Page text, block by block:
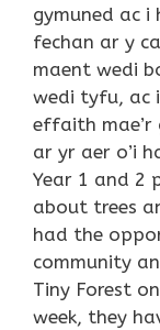
gymuned ac i
fechan ar y
maent wedi
wedi tyfu, ac
effaith mae’r
ar yr aer o’i
Year 1 and 2
about trees
had the
community
Tiny Forest
week, they